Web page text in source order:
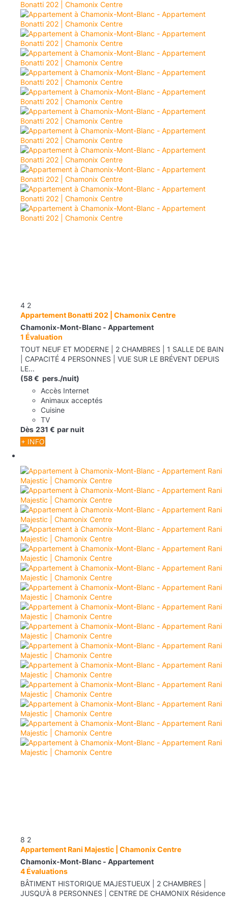
4 2
Appartement Bonatti 202 | Chamonix Centre
Chamonix-Mont-Blanc - Appartement
1 Évaluation
TOUT NEUF ET MODERNE | 2 CHAMBRES | 1 SALLE DE BAIN
| CAPACITÉ 4 PERSONNES | VUE SUR LE BRÉVENT DEPUIS
LE...
(58 € pers./nuit)
Accès Internet
Animaux acceptés
Cuisine
TV
Dès 231 € par nuit
+ INFO
8 2
Appartement Rani Majestic | Chamonix Centre
Chamonix-Mont-Blanc - Appartement
4 Évaluations
BÂTIMENT HISTORIQUE MAJESTUEUX | 2 CHAMBRES |
JUSQU'À 8 PERSONNES | CENTRE DE CHAMONIX Résidence